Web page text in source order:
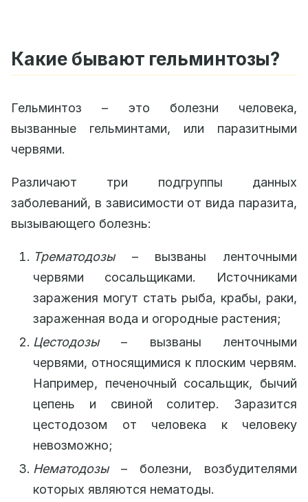
Какие бывают гельминтозы?
Гельминтоз – это болезни человека,
вызванные гельминтами, или паразитными
червями.
Различают три подгруппы данных
заболеваний, в зависимости от вида паразита,
вызывающего болезнь:
Трематодозы– вызваны ленточными
червями сосальщиками. Источниками
заражения могут стать рыба, крабы, раки,
зараженная вода и огородные растения;
Цестодозы– вызваны ленточными
червями, относящимися к плоским червям.
Например, печеночный сосальщик, бычий
цепень и свиной солитер. Заразится
цестодозом от человека к человеку
невозможно;
Нематодозы– болезни, возбудителями
которых являются нематоды.